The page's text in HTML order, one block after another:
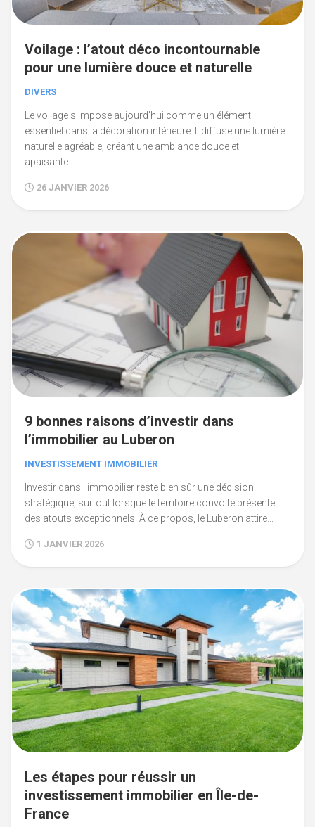
Voilage : l’atout déco incontournable
pour une lumière douce et naturelle
DIVERS
Le voilage s’impose aujourd’hui comme un élément
essentiel dans la décoration intérieure. Il diffuse une lumière
naturelle agréable, créant une ambiance douce et
apaisante....
26 JANVIER 2026
9 bonnes raisons d’investir dans
l’immobilier au Luberon
INVESTISSEMENT IMMOBILIER
Investir dans l’immobilier reste bien sûr une décision
stratégique, surtout lorsque le territoire convoité présente
des atouts exceptionnels. À ce propos, le Luberon attire...
1 JANVIER 2026
Les étapes pour réussir un
investissement immobilier en Île-de-
France